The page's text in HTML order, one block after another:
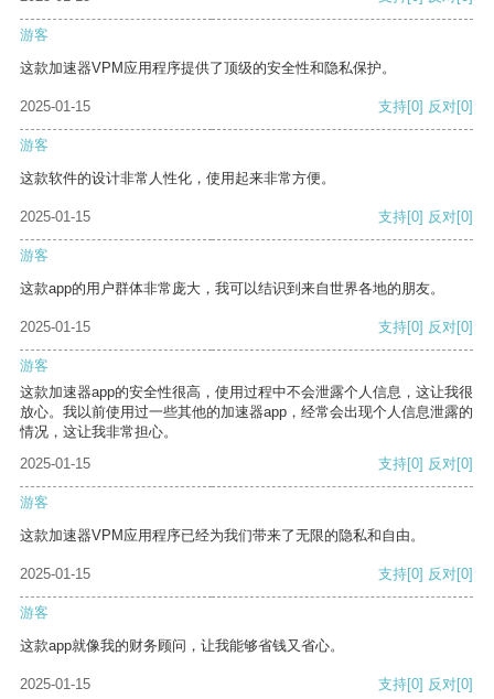
游客
这款加速器VPM应用程序提供了顶级的安全性和隐私保护。
2025-01-15 支持[0] 反对[0]
游客
这款软件的设计非常人性化，使用起来非常方便。
2025-01-15 支持[0] 反对[0]
游客
这款app的用户群体非常庞大，我可以结识到来自世界各地的朋友。
2025-01-15 支持[0] 反对[0]
游客
这款加速器app的安全性很高，使用过程中不会泄露个人信息，这让我很
放心。我以前使用过一些其他的加速器app，经常会出现个人信息泄露的
情况，这让我非常担心。
2025-01-15
支持[0] 反对[0]
游客
这款加速器VPM应用程序已经为我们带来了无限的隐私和自由。
2025-01-15 支持[0] 反对[0]
游客
这款app就像我的财务顾问，让我能够省钱又省心。
2025-01-15 支持[0] 反对[0]